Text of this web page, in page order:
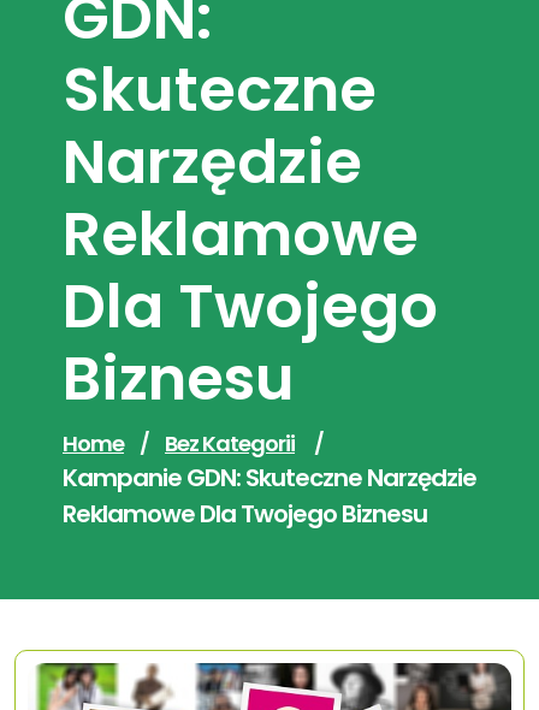
GDN:
Skuteczne
Narzędzie
Reklamowe
Dla Twojego
Biznesu
Home / Bez Kategorii /
Kampanie GDN: Skuteczne Narzędzie
Reklamowe Dla Twojego Biznesu